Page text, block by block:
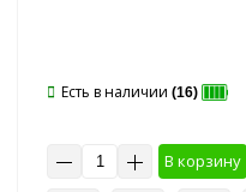
Есть в наличии (16)
В корзину